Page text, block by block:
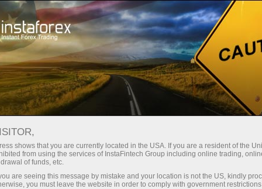
通过InstaForex获得真正竞争力的机
点差和手续费，以及股票和指数交
最低
每笔存款
30%奖金
shows that you are currently located in the USA. If you are a resident of the
from using the services of InstaFintech Group including online trading,
of funds, etc.
are seeing this message by mistake and your location is not the US, kindly
you must leave the website in order to comply with government